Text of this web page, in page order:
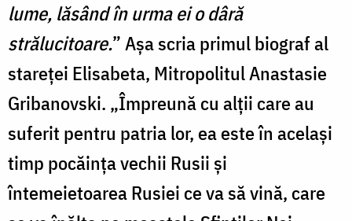
lume, lăsând în urma ei o dâră
strălucitoare.” Așa scria primul biograf al
stareței Elisabeta, Mitropolitul Anastasie
Gribanovski. „Împreună cu alții care au
suferit pentru patria lor, ea este în același
timp pocăința vechii Rusii și
întemeietoarea Rusiei ce va să vină, care